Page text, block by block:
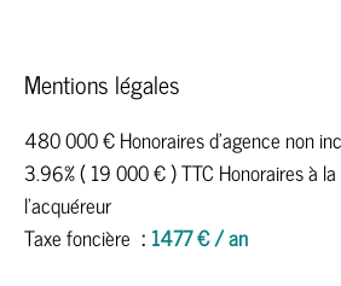
Mentions légales
480 000 € Honoraires d'agence non
3.96% ( 19 000 € ) TTC Honoraires à
l'acquéreur
Taxe foncière
1477 € / an